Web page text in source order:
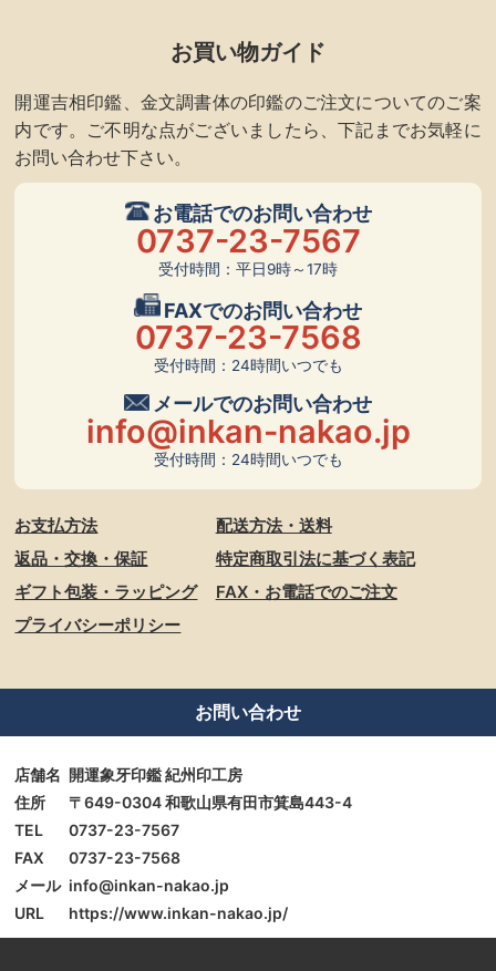
お買い物ガイド
開運吉相印鑑、金文調書体の印鑑のご注文についてのご案
内です。ご不明な点がございましたら、下記までお気軽に
お問い合わせ下さい。
お電話でのお問い合わせ
0737-23-7567
受付時間：平日9時～17時
FAXでのお問い合わせ
0737-23-7568
受付時間：24時間いつでも
メールでのお問い合わせ
info@inkan-nakao.jp
受付時間：24時間いつでも
お支払方法
配送方法・送料
返品・交換・保証
特定商取引法に基づく表記
ギフト包装・ラッピング
FAX・お電話でのご注文
プライバシーポリシー
お問い合わせ
店舗名 開運象牙印鑑 紀州印工房
住所
〒649-0304 和歌山県有田市箕島443-4
TEL
0737-23-7567
FAX
0737-23-7568
メール info@inkan-nakao.jp
URL
https://www.inkan-nakao.jp/